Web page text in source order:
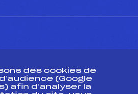
des cookies de
(Google
afin d’analyser la